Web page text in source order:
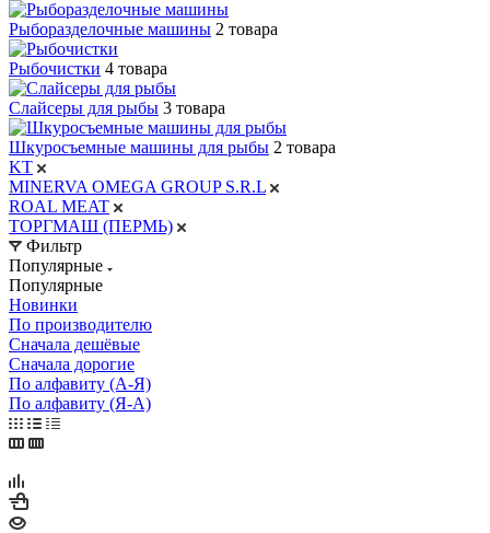
Рыборазделочные машины 2 товара
Рыбочистки 4 товара
Слайсеры для рыбы 3 товара
Шкуросъемные машины для рыбы 2 товара
KT
MINERVA OMEGA GROUP S.R.L
ROAL MEAT
ТОРГМАШ (ПЕРМЬ)
Фильтр
Популярные
Популярные
Новинки
По производителю
Сначала дешёвые
Сначала дорогие
По алфавиту (А-Я)
По алфавиту (Я-А)